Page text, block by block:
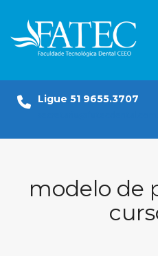
content
Ligue 51 9655.3707
modelo de